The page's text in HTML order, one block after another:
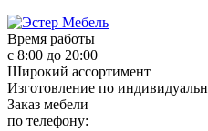
Время работы
с 8:00 до 20:00
Широкий ассортимент
Изготовление по
Заказ мебели
по телефону: